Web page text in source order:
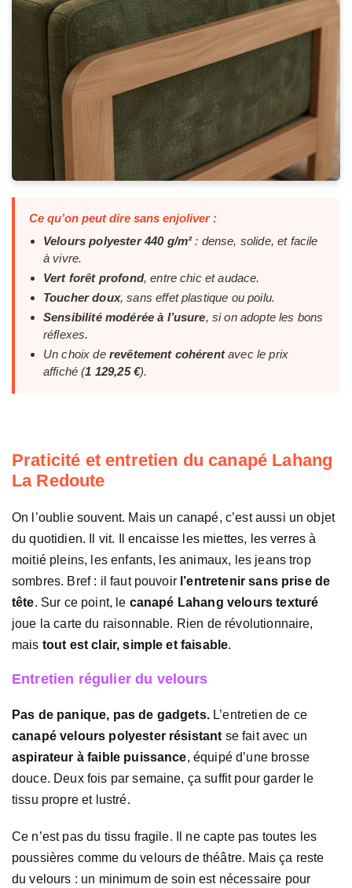
Ce qu’on peut dire sans enjoliver :
Velours polyester 440 g/m²: dense, solide, et facile
à vivre.
Vert forêt profond, entre chic et audace.
Toucher doux, sans effet plastique ou poilu.
Sensibilité modérée à l’usure, si on adopte les bons
réflexes.
Un choix de revêtement cohérentavec le prix
affiché (1 129,25 €).
Praticité et entretien du canapé Lahang
La Redoute
On l’oublie souvent. Mais un canapé, c’est aussi un objet
du quotidien. Il vit. Il encaisse les miettes, les verres à
moitié pleins, les enfants, les animaux, les jeans trop
sombres. Bref : il faut pouvoir l’entretenir sans prise de
tête. Sur ce point, le canapé Lahang velours texturé
joue la carte du raisonnable. Rien de révolutionnaire,
mais tout est clair, simple et faisable.
Entretien régulier du velours
Pas de panique, pas de gadgets.L’entretien de ce
canapé velours polyester résistantse fait avec un
aspirateur à faible puissance, équipé d’une brosse
douce. Deux fois par semaine, ça suffit pour garder le
tissu propre et lustré.
Ce n’est pas du tissu fragile. Il ne capte pas toutes les
poussières comme du velours de théâtre. Mais ça reste
du velours : un minimum de soin est nécessaire pour